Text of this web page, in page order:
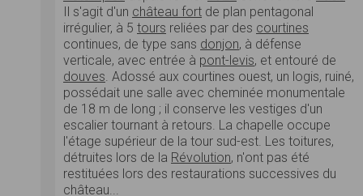
Il s'agit d'un château fort de plan pentagonal
irrégulier, à 5 tours reliées par des courtines
continues, de type sans donjon, à défense
verticale, avec entrée à pont-levis, et entouré de
douves. Adossé aux courtines ouest, un logis, ruiné,
possédait une salle avec cheminée monumentale
de 18 m de long ; il conserve les vestiges d'un
escalier tournant à retours. La chapelle occupe
l'étage supérieur de la tour sud-est. Les toitures,
détruites lors de la Révolution, n'ont pas été
restituées lors des restaurations successives du
château...